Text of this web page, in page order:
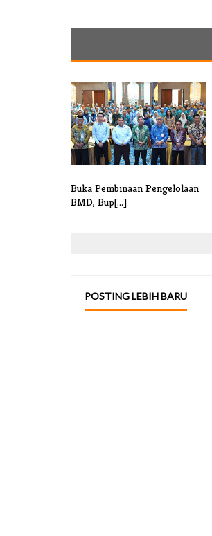
Buka Pembinaan Pengelolaan
BMD, Bup[...]
POSTING LEBIH BARU